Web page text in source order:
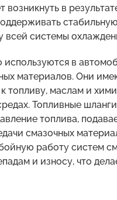
в
системы
используются в
материалов. Они
топливу, маслам и
Топливные
топлива,
смазочных
работу систем
и износу, что